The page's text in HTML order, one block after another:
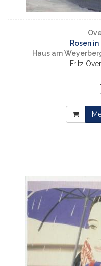
Rosen
Haus am
Fritz